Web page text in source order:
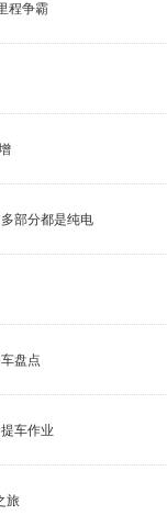
程争霸
部分都是纯电
盘点
车作业
旅